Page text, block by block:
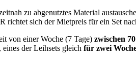
zu abgenutztes Material
sich der Mietpreis für ein Set
von einer Woche (7 Tage) zwischen
der Leihsets gleich für zwei